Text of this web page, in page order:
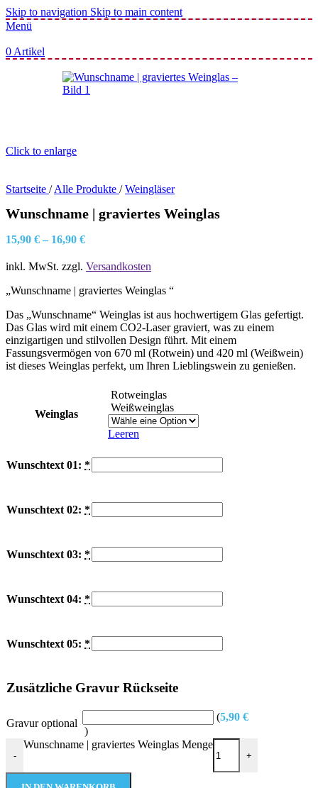
Skip to navigation Skip to main content
Menü
0 Artikel
Click to enlarge
Startseite / Alle Produkte / Weingläser
Wunschname | graviertes Weinglas
15,90 € – 16,90 €
inkl. MwSt. zzgl. Versandkosten
„Wunschname | graviertes Weinglas “
Das „Wunschname“ Weinglas ist aus hochwertigem Glas gefertigt.
Das Glas wird mit einem CO2-Laser graviert, was zu einem
einzigartigen und stilvollen Design führt. Mit einem
Fassungsvermögen von 670 ml (Rotwein) und 420 ml (Weißwein)
ist dieses Weinglas perfekt, um Ihren Lieblingswein zu genießen.
Weinglas
Rotweinglas
Weißweinglas
Leeren
Wunschtext 01: *
Wunschtext 02: *
Wunschtext 03: *
Wunschtext 04: *
Wunschtext 05: *
Zusätzliche Gravur Rückseite
Gravur optional
(5,90 €
)
-
Wunschname | graviertes Weinglas Menge
+